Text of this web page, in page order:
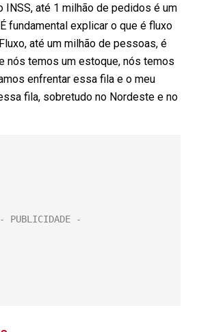
INSS, até 1 milhão de pedidos é um
fundamental explicar o que é fluxo
até um milhão de pessoas, é
nós temos um estoque, nós temos
enfrentar essa fila e o meu
fila, sobretudo no Nordeste e no